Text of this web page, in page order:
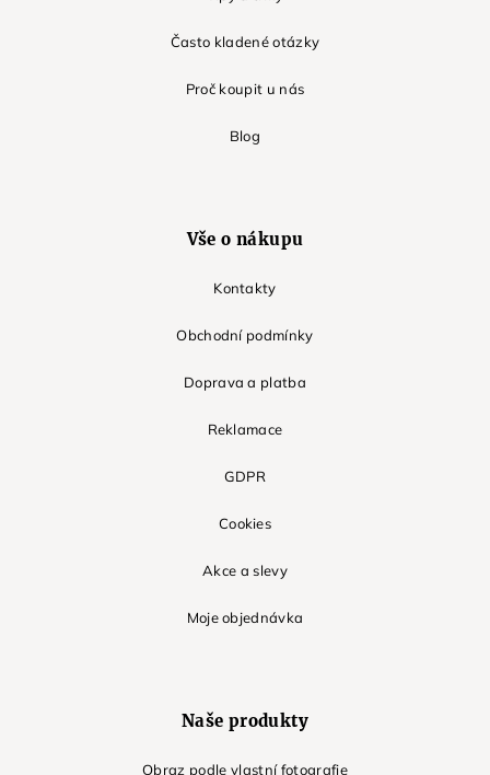
Často kladené otázky
Proč koupit u nás
Blog
Vše o nákupu
Kontakty
Obchodní podmínky
Doprava a platba
Reklamace
GDPR
Cookies
Akce a slevy
Moje objednávka
Naše produkty
Obraz podle vlastní fotografie